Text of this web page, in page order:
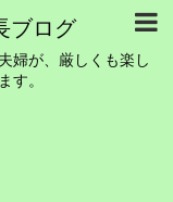
ブログ
婦が、厳しくも楽し
す。